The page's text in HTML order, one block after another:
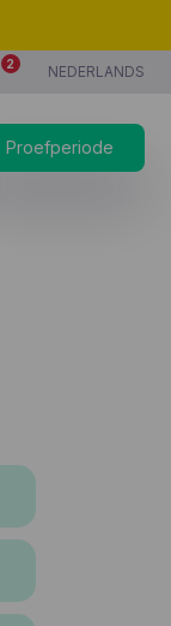
2 NEDERLANDS
Proefperiode